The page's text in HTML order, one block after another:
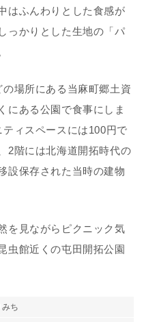
はふんわりとした食感が
っかりとした生地の「パ
場所にある当麻町郷土資
にある公園で食事にしま
ィスペースには100円で
2階には北海道開拓時代の
設保存された当時の建物
を見ながらピクニック気
虫館近くの屯田開拓公園
ち